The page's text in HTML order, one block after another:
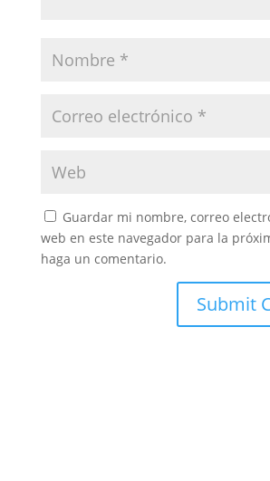
Guardar mi nombre, correo
web en este navegador para la
haga un comentario.